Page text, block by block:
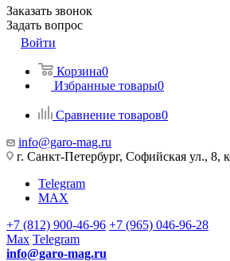
Заказать звонок
Задать вопрос
Войти
Корзина0
Избранные товары0
Сравнение товаров0
info@garo-mag.ru
г. Санкт-Петербург, Софийская ул., 8,
Telegram
MAX
+7 (812) 900-46-96 +7 (965) 046-96-28
Max Telegram
info@garo-mag.ru